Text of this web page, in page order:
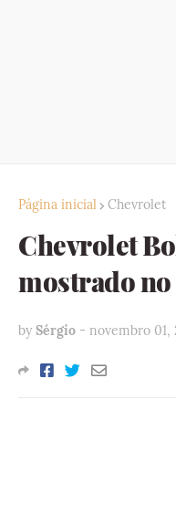
Página inicial Chevrolet
Chevrolet
mostrado no
by Sérgio - novembro 01,